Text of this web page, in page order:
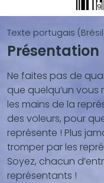
9
Texte portugais
Blocs
contenu
(texte,
vidéo,
...)
Présentation
Ne faites pas de
que quelqu’un vous
les mains de la
des voleurs, pour
représente ! Plus
tromper par les
Soyez, chacun
représentants !